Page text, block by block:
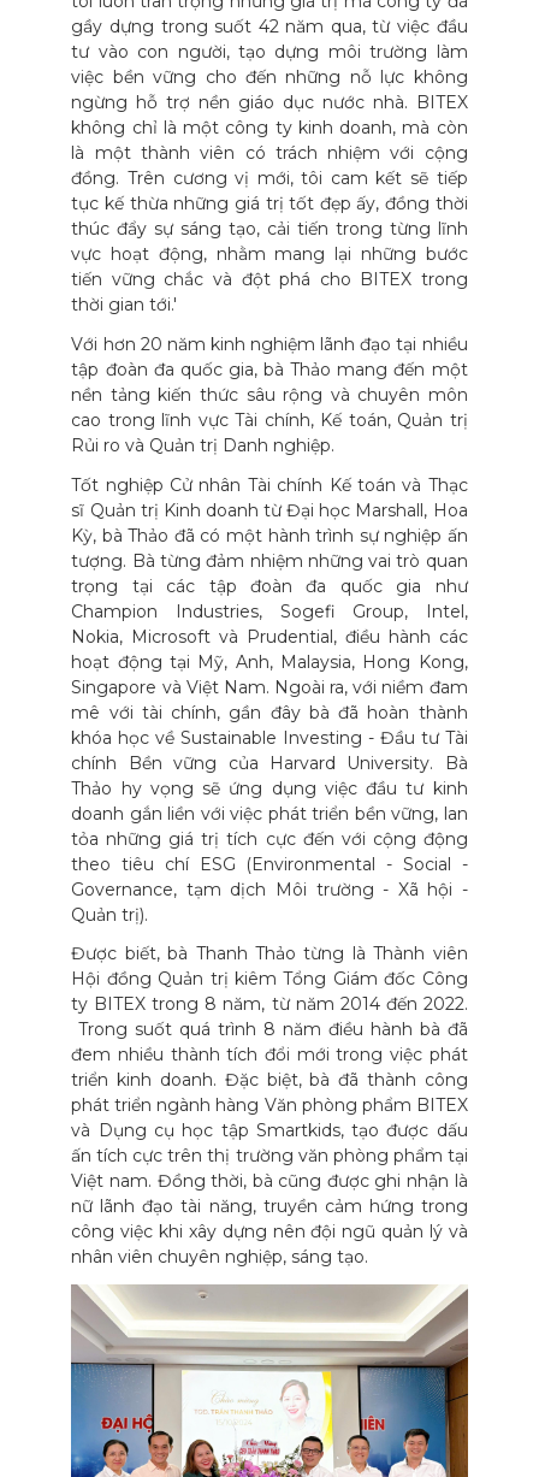
gầy dựng trong suốt 42 năm qua, từ việc đầu
tư vào con người, tạo dựng môi trường làm
việc bền vững cho đến những nỗ lực không
ngừng hỗ trợ nền giáo dục nước nhà. BITEX
không chỉ là một công ty kinh doanh, mà còn
là một thành viên có trách nhiệm với cộng
đồng. Trên cương vị mới, tôi cam kết sẽ tiếp
tục kế thừa những giá trị tốt đẹp ấy, đồng thời
thúc đẩy sự sáng tạo, cải tiến trong từng lĩnh
vực hoạt động, nhằm mang lại những bước
tiến vững chắc và đột phá cho BITEX trong
thời gian tới.'
Với hơn 20 năm kinh nghiệm lãnh đạo tại nhiều
tập đoàn đa quốc gia, bà Thảo mang đến một
nền tảng kiến thức sâu rộng và chuyên môn
cao trong lĩnh vực Tài chính, Kế toán, Quản trị
Rủi ro và Quản trị Danh nghiệp.
Tốt nghiệp Cử nhân Tài chính Kế toán và Thạc
sĩ Quản trị Kinh doanh từ Đại học Marshall, Hoa
Kỳ, bà Thảo đã có một hành trình sự nghiệp ấn
tượng. Bà từng đảm nhiệm những vai trò quan
trọng tại các tập đoàn đa quốc gia như
Champion Industries, Sogefi Group, Intel,
Nokia, Microsoft và Prudential, điều hành các
hoạt động tại Mỹ, Anh, Malaysia, Hong Kong,
Singapore và Việt Nam. Ngoài ra, với niềm đam
mê với tài chính, gần đây bà đã hoàn thành
khóa học về Sustainable Investing - Đầu tư Tài
chính Bền vững của Harvard University. Bà
Thảo hy vọng sẽ ứng dụng việc đầu tư kinh
doanh gắn liền với việc phát triển bền vững, lan
tỏa những giá trị tích cực đến với cộng động
theo tiêu chí ESG (Environmental - Social -
Governance, tạm dịch Môi trường - Xã hội -
Quản trị).
Được biết, bà Thanh Thảo từng là Thành viên
Hội đồng Quản trị kiêm Tổng Giám đốc Công
ty BITEX trong 8 năm, từ năm 2014 đến 2022.
Trong suốt quá trình 8 năm điều hành bà đã
đem nhiều thành tích đổi mới trong việc phát
triển kinh doanh. Đặc biệt, bà đã thành công
phát triển ngành hàng Văn phòng phẩm BITEX
và Dụng cụ học tập Smartkids, tạo được dấu
ấn tích cực trên thị trường văn phòng phẩm tại
Việt nam. Đồng thời, bà cũng được ghi nhận là
nữ lãnh đạo tài năng, truyền cảm hứng trong
công việc khi xây dựng nên đội ngũ quản lý và
nhân viên chuyên nghiệp, sáng tạo.